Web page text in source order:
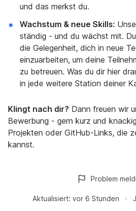
und das merkst du.
Wachstum & neue Skills:
ständig - und du wächst mit.
die Gelegenheit, dich in neue
einzuarbeiten, um deine
zu betreuen. Was du dir hier
in jede weitere Station deiner
Klingt nach dir? Dann freuen wir
Bewerbung - gern kurz und
Projekten oder GitHub-Links, die
kannst.
Aktualisiert: vor 6 Stunden
Problem